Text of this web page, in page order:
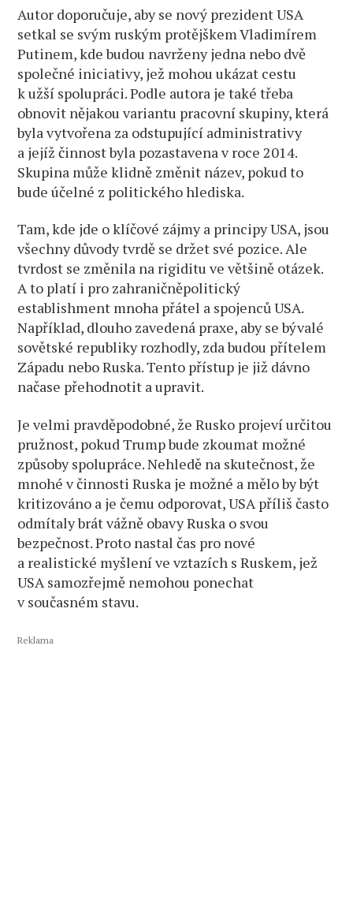
Autor doporučuje, aby se nový prezident USA
setkal se svým ruským protějškem Vladimírem
Putinem, kde budou navrženy jedna nebo dvě
společné iniciativy, jež mohou ukázat cestu
k užší spolupráci. Podle autora je také třeba
obnovit nějakou variantu pracovní skupiny, která
byla vytvořena za odstupující administrativy
a jejíž činnost byla pozastavena v roce 2014.
Skupina může klidně změnit název, pokud to
bude účelné z politického hlediska.
Tam, kde jde o klíčové zájmy a principy USA, jsou
všechny důvody tvrdě se držet své pozice. Ale
tvrdost se změnila na rigiditu ve většině otázek.
A to platí i pro zahraničněpolitický
establishment mnoha přátel a spojenců USA.
Například, dlouho zavedená praxe, aby se bývalé
sovětské republiky rozhodly, zda budou přítelem
Západu nebo Ruska. Tento přístup je již dávno
načase přehodnotit a upravit.
Je velmi pravděpodobné, že Rusko projeví určitou
pružnost, pokud Trump bude zkoumat možné
způsoby spolupráce. Nehledě na skutečnost, že
mnohé v činnosti Ruska je možné a mělo by být
kritizováno a je čemu odporovat, USA příliš často
odmítaly brát vážně obavy Ruska o svou
bezpečnost. Proto nastal čas pro nové
a realistické myšlení ve vztazích s Ruskem, jež
USA samozřejmě nemohou ponechat
v současném stavu.
Reklama